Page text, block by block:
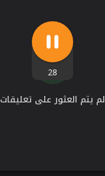
28
لم يتم العثور على تعليقات